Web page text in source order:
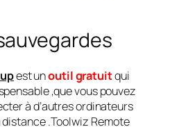
est unoutil gratuitqui
,que vous pouvez
à d’autres ordinateurs
distance .Toolwiz Remote